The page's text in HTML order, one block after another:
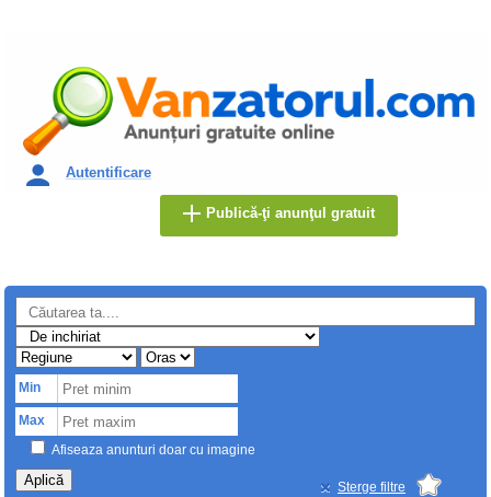
Autentificare
Publică-ţi anunţul gratuit
Min
Max
Afiseaza anunturi doar cu imagine
Aplică Sterge filtre